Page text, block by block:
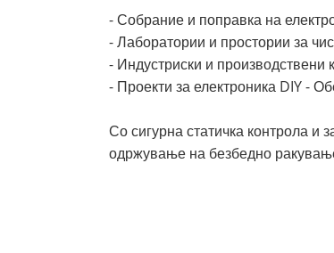
- Собрание и поправка на
- Лаборатории и простории за
- Индустриски и производствени
- Проекти за електроника DIY -
Со сигурна статичка контрола и
одржување на безбедно